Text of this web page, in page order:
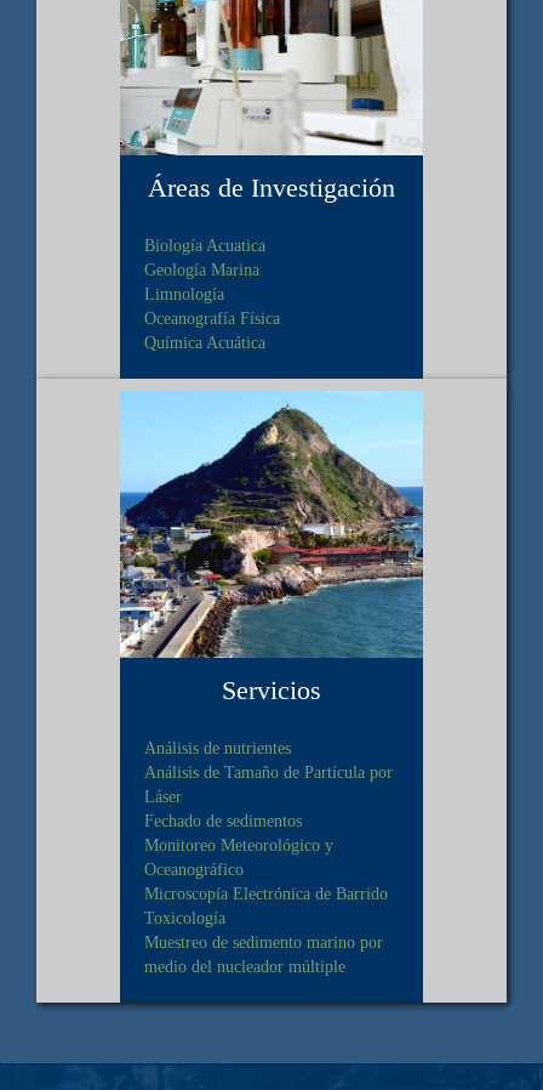
Áreas de Investigación
Biología Acuatica
Geología Marina
Limnología
Oceanografía Física
Química Acuática
Servicios
Análisis de nutrientes
Análisis de Tamaño de Partícula por
Láser
Fechado de sedimentos
Monitoreo Meteorológico y
Oceanográfico
Microscopía Electrónica de Barrido
Toxicología
Muestreo de sedimento marino por
medio del nucleador múltiple